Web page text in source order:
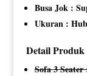
Busa Jok :
Ukuran :
Detail Produk
Sofa 3